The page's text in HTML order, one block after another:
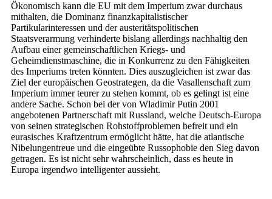
Ökonomisch kann die EU mit dem Imperium zwar durchaus
mithalten, die Dominanz finanzkapitalistischer
Partikularinteressen und der austeritätspolitischen
Staatsverarmung verhinderte bislang allerdings nachhaltig den
Aufbau einer gemeinschaftlichen Kriegs- und
Geheimdienstmaschine, die in Konkurrenz zu den Fähigkeiten
des Imperiums treten könnten. Dies auszugleichen ist zwar das
Ziel der europäischen Geostrategen, da die Vasallenschaft zum
Imperium immer teurer zu stehen kommt, ob es gelingt ist eine
andere Sache. Schon bei der von Wladimir Putin 2001
angebotenen Partnerschaft mit Russland, welche Deutsch-Europa
von seinen strategischen Rohstoffproblemen befreit und ein
eurasisches Kraftzentrum ermöglicht hätte, hat die atlantische
Nibelungentreue und die eingeübte Russophobie den Sieg davon
getragen. Es ist nicht sehr wahrscheinlich, dass es heute in
Europa irgendwo intelligenter aussieht.